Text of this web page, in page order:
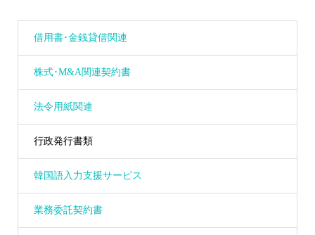
借用書･金銭貸借関連
株式･M&A関連契約書
法令用紙関連
行政発行書類
韓国語入力支援サービス
業務委託契約書